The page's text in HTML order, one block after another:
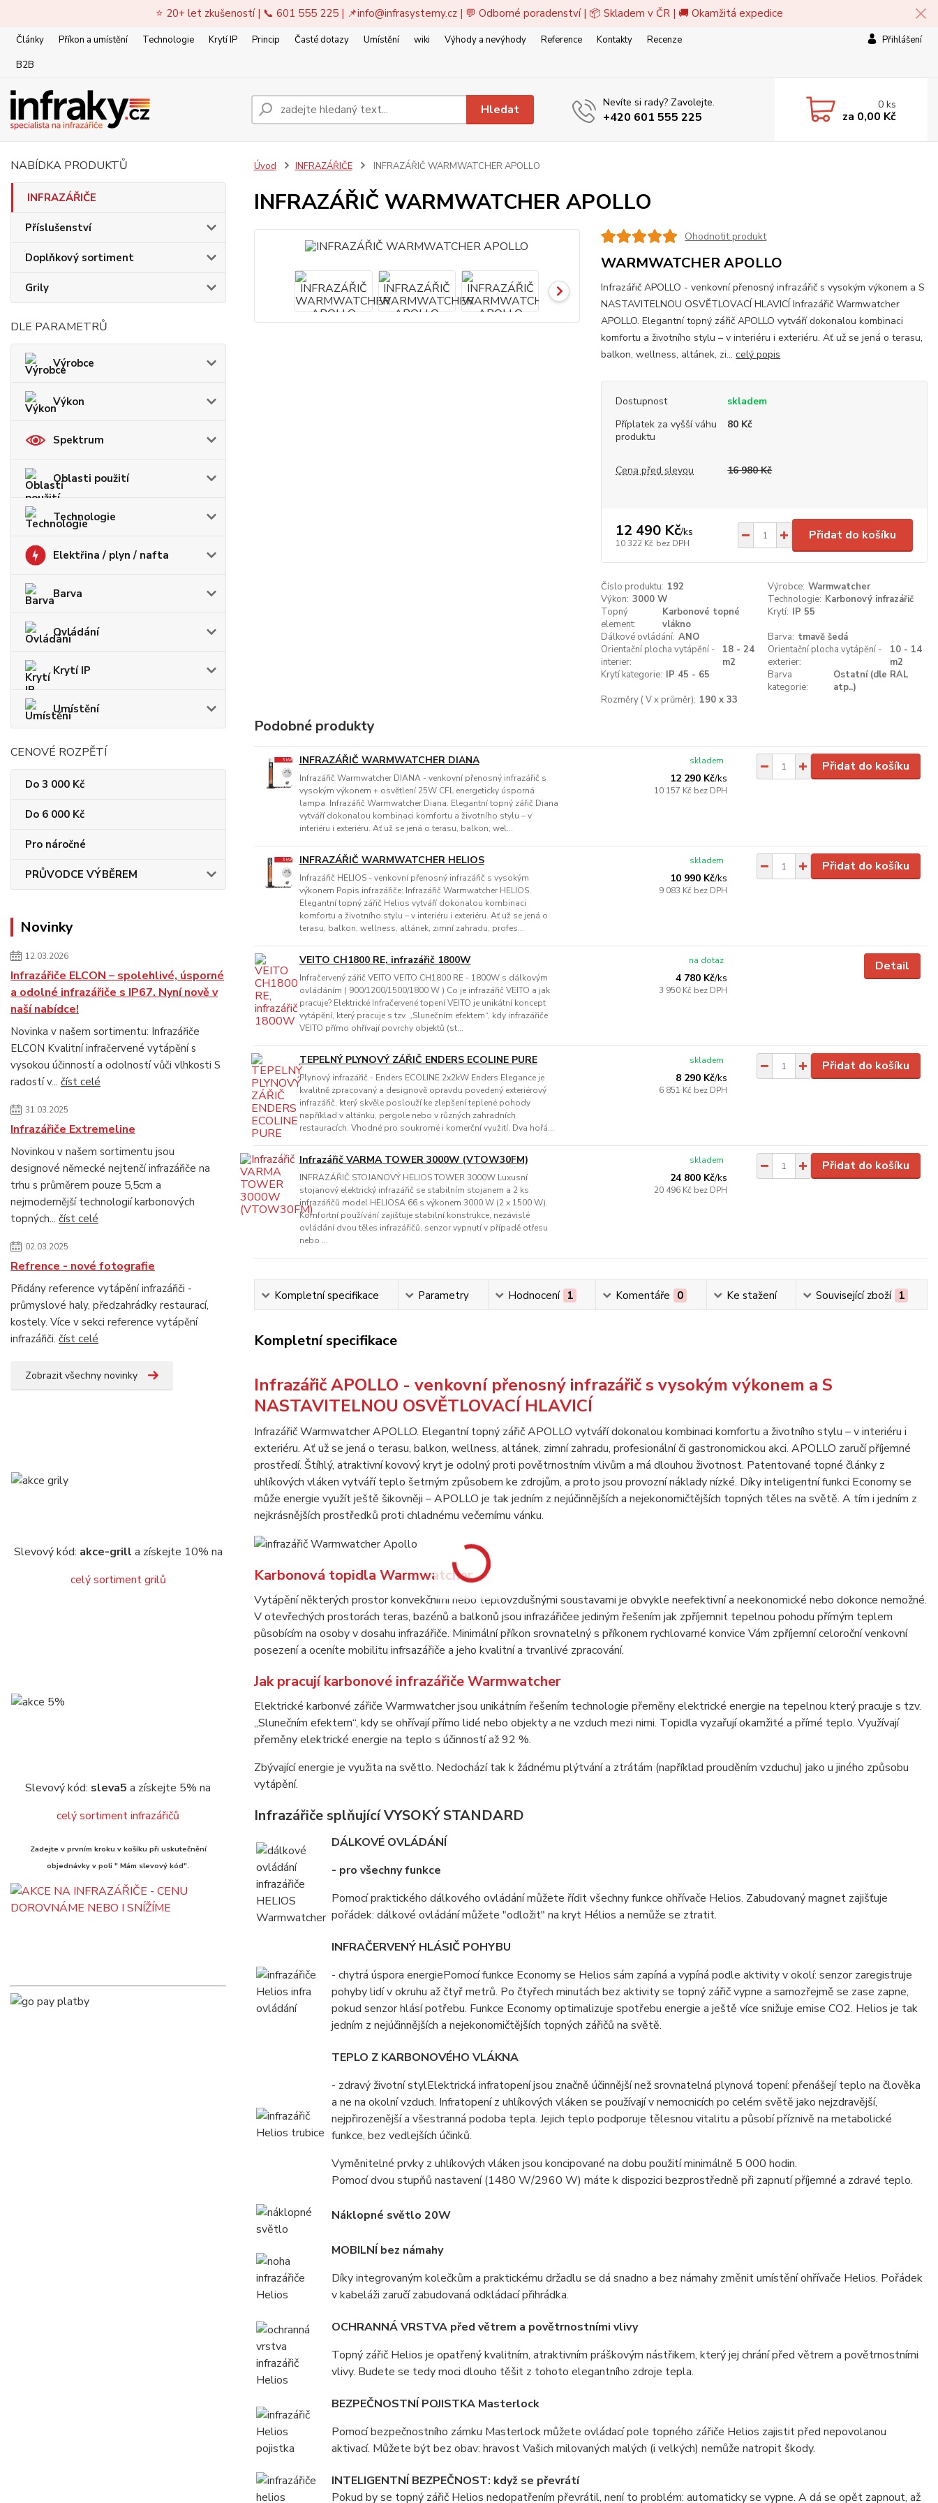
⭐ 20+ let zkušeností | 📞 601 555 225 | 📌info@infrasystemy.cz| 💬 Odborné poradenství | 📦 Skladem v ČR | 🚚 Okamžitá expedice
Články Příkon a umístění Technologie Krytí IP Princip Časté dotazy Umístění wiki Výhody a nevýhody Reference Kontakty
Recenze
B2B
Přihlášení
Hledat Nevíte si rady? Zavolejte.
+420 601 555 225
0 ks
za 0,00 Kč
NABÍDKA PRODUKTŮ
INFRAZÁŘIČE
Příslušenství
Doplňkový sortiment
Grily
DLE PARAMETRŮ
Výrobce
Výkon
Spektrum
Oblasti použití
Technologie
Elektřina / plyn / nafta
Barva
Ovládání
Krytí IP
Umístění
CENOVÉ ROZPĚTÍ
Do 3 000 Kč
Do 6 000 Kč
Pro náročné
PRŮVODCE VÝBĚREM
Novinky
12.03.2026
Infrazářiče ELCON – spolehlivé, úsporné
a odolné infrazářiče s IP67. Nyní nově v
naší nabídce!
Novinka v našem sortimentu: Infrazářiče
ELCON Kvalitní infračervené vytápění s
vysokou účinností a odolností vůči vlhkosti S
radostí v... číst celé
31.03.2025
Infrazářiče Extremeline
Novinkou v našem sortimentu jsou
designové německé nejtenčí infrazářiče na
trhu s průměrem pouze 5,5cm a
nejmodernější technologií karbonových
topných... číst celé
02.03.2025
Refrence - nové fotografie
Přidány reference vytápění infrazářiči -
průmyslové haly, předzahrádky restaurací,
kostely. Více v sekci reference vytápění
infrazářiči. číst celé
Zobrazit všechny novinky
Slevový kód: akce-grill a získejte 10% na
celý sortiment grilů
Slevový kód: sleva5 a získejte 5% na
celý sortiment infrazářičů
Zadejte v prvním kroku v košíku při uskutečnění
objednávky v poli " Mám slevový kód".
Úvod INFRAZÁŘIČE INFRAZÁŘIČ WARMWATCHER APOLLO
INFRAZÁŘIČ WARMWATCHER APOLLO
Ohodnotit produkt
WARMWATCHER APOLLO
Infrazářič APOLLO - venkovní přenosný infrazářič s vysokým výkonem a S
NASTAVITELNOU OSVĚTLOVACÍ HLAVICÍ Infrazářič Warmwatcher
APOLLO. Elegantní topný zářič APOLLO vytváří dokonalou kombinaci
komfortu a životního stylu – v interiéru i exteriéru. Ať už se jená o terasu,
balkon, wellness, altánek, zi...celý popis
Dostupnost
skladem
Příplatek za vyšší váhu
produktu
80 Kč
Cena před slevou 16 980 Kč
12 490 Kč/ks
10 322 Kč bez DPH
Přidat do košíku
Číslo produktu: 192 Výrobce: Warmwatcher
Výkon: 3000 W Technologie: Karbonový infrazářič
Topný
element:
Karbonové topné
vlákno
Krytí: IP 55
Dálkové ovládání: ANO Barva: tmavě šedá
Orientační plocha vytápění -
interier:
18 - 24
m2
Orientační plocha vytápění -
exterier:
10 - 14
m2
Krytí kategorie: IP 45 - 65
Barva
kategorie:
Ostatní (dle RAL
atp..)
Rozměry ( V x průměr): 190 x 33
Podobné produkty
INFRAZÁŘIČ WARMWATCHER DIANA
Infrazářič Warmwatcher DIANA - venkovní přenosný infrazářič s
vysokým výkonem + osvětlení 25W CFL energeticky úsporná
lampa Infrazářič Warmwatcher Diana. Elegantní topný zářič Diana
vytváří dokonalou kombinaci komfortu a životního stylu – v
interiéru i exteriéru. Ať už se jená o terasu, balkon, wel...
12 290 Kč/ks
10 157 Kč bez DPH
skladem Přidat do košíku
INFRAZÁŘIČ WARMWATCHER HELIOS
Infrazářič HELIOS - venkovní přenosný infrazářič s vysokým
výkonem Popis infrazářiče: Infrazářič Warmwatcher HELIOS.
Elegantní topný zářič Helios vytváří dokonalou kombinaci
komfortu a životního stylu – v interiéru i exteriéru. Ať už se jená o
terasu, balkon, wellness, altánek, zimní zahradu, profes...
10 990 Kč/ks
9 083 Kč bez DPH
skladem Přidat do košíku
VEITO CH1800 RE, infrazářič 1800W
Infračervený zářič VEITO VEITO CH1800 RE - 1800W s dálkovým
ovládáním ( 900/1200/1500/1800 W ) Co je infrazářič VEITO a jak
pracuje? Elektrické Infračervené topení VEITO je unikátní koncept
vytápění, který pracuje s tzv. „Slunečním efektem“, kdy infrazářiče
VEITO přímo ohřívají povrchy objektů (st...
4 780 Kč/ks
3 950 Kč bez DPH
na dotaz Detail
TEPELNÝ PLYNOVÝ ZÁŘIČ ENDERS ECOLINE PURE
Plynový infrazářič - Enders ECOLINE 2x2kW Enders Elegance je
kvalitně zpracovaný a designově opravdu povedený exteriérový
infrazářič, který skvěle poslouží ke zlepšení teplené pohody
například v altánku, pergole nebo v různých zahradních
restauracích. Vhodné pro soukromé i komerční využití. Dva hořá...
8 290 Kč/ks
6 851 Kč bez DPH
skladem Přidat do košíku
Infrazářič VARMA TOWER 3000W (VTOW30FM)
INFRAZÁŘIČ STOJANOVÝ HELIOS TOWER 3000W Luxusní
stojanový elektrický infrazářič se stabilním stojanem a 2 ks
infrazářičů model HELIOSA 66 s výkonem 3000 W (2 x 1500 W).
Komfortní používání zajišťuje stabilní konstrukce, nezávislé
ovládání dvou těles infrazářičů, senzor vypnutí v případě otřesu
nebo ...
24 800 Kč/ks
20 496 Kč bez DPH
skladem Přidat do košíku
Kompletní specifikace Parametry Hodnocení 1 Komentáře 0 Ke stažení Související zboží 1
Kompletní specifikace
Infrazářič APOLLO - venkovní přenosný infrazářič s vysokým výkonem a S
NASTAVITELNOU OSVĚTLOVACÍ HLAVICÍ
Infrazářič Warmwatcher APOLLO. Elegantní topný zářič APOLLO vytváří dokonalou kombinaci komfortu a životního stylu – v interiéru i
exteriéru. Ať už se jená o terasu, balkon, wellness, altánek, zimní zahradu, profesionální či gastronomickou akci. APOLLO zaručí příjemné
prostředí. Štíhlý, atraktivní kovový kryt je odolný proti povětrnostním vlivům a má dlouhou životnost. Patentované topné články z
uhlíkových vláken vytváří teplo šetrným způsobem ke zdrojům, a proto jsou provozní náklady nízké. Díky inteligentní funkci Economy se
může energie využít ještě šikovněji – APOLLO je tak jedním z nejúčinnějších a nejekonomičtějších topných těles na světě. A tím i jedním z
nejkrásnějších prostředků proti chladnému večernímu vánku.
Karbonová topidla Warmwatcher
Vytápění některých prostor konvekčními nebo teplovzdušnými soustavami je obvykle neefektivní a neekonomické nebo dokonce nemožné.
V otevřechých prostorách teras, bazénů a balkonů jsou infrazářičee jediným řešením jak zpříjemnit tepelnou pohodu přímým teplem
působícím na osoby v dosahu infrazářiče. Minimální příkon srovnatelný s příkonem rychlovarné konvice Vám zpříjemní celoroční venkovní
posezení a oceníte mobilitu infrsazářiče a jeho kvalitní a trvanlivé zpracování.
Jak pracují karbonové infrazářiče Warmwatcher
Elektrické karbonvé zářiče Warmwatcher jsou unikátním řešením technologie přeměny elektrické energie na tepelnou který pracuje s tzv.
„Slunečním efektem“, kdy se ohřívají přímo lidé nebo objekty a ne vzduch mezi nimi. Topidla vyzařují okamžité a přímé teplo. Využívají
přeměny elektrické energie na teplo s účinností až 92 %.
Zbývající energie je využita na světlo. Nedochází tak k žádnému plýtvání a ztrátám (například prouděním vzduchu) jako u jiného způsobu
vytápění.
Infrazářiče splňující VYSOKÝ STANDARD
DÁLKOVÉ OVLÁDÁNÍ
- pro všechny funkce
Pomocí praktického dálkového ovládání můžete řídit všechny funkce ohřívače Helios. Zabudovaný magnet zajišťuje
pořádek: dálkové ovládání můžete "odložit" na kryt Hélios a nemůže se ztratit.
INFRAČERVENÝ HLÁSIČ POHYBU
- chytrá úspora energiePomocí funkce Economy se Helios sám zapíná a vypíná podle aktivity v okolí: senzor zaregistruje
pohyby lidí v okruhu až čtyř metrů. Po čtyřech minutách bez aktivity se topný zářič vypne a samozřejmě se zase zapne,
pokud senzor hlásí potřebu. Funkce Economy optimalizuje spotřebu energie a ještě více snižuje emise CO2. Helios je tak
jedním z nejúčinnějších a nejekonomičtějších topných zářičů na světě.
TEPLO Z KARBONOVÉHO VLÁKNA
- zdravý životní stylElektrická infratopení jsou značně účinnější než srovnatelná plynová topení: přenášejí teplo na člověka
a ne na okolní vzduch. Infratopení z uhlíkových vláken se používají v nemocnicích po celém světě jako nejzdravější,
nejpřirozenější a všestranná podoba tepla. Jejich teplo podporuje tělesnou vitalitu a působí příznivě na metabolické
funkce, bez vedlejších účinků.
Vyměnitelné prvky z uhlíkových vláken jsou koncipované na dobu použití minimálně 5 000 hodin.
Pomocí dvou stupňů nastavení (1480 W/2960 W) máte k dispozici bezprostředně při zapnutí příjemné a zdravé teplo.
Náklopné světlo 20W
MOBILNÍ bez námahy
Díky integrovaným kolečkům a praktickému držadlu se dá snadno a bez námahy změnit umístění ohřívače Helios. Pořádek
v kabeláži zaručí zabudovaná odkládací přihrádka.
OCHRANNÁ VRSTVA před větrem a povětrnostními vlivy
Topný zářič Helios je opatřený kvalitním, atraktivním práškovým nástřikem, který jej chrání před větrem a povětrnostními
vlivy. Budete se tedy moci dlouho těšit z tohoto elegantního zdroje tepla.
BEZPEČNOSTNÍ POJISTKA Masterlock
Pomocí bezpečnostního zámku Masterlock můžete ovládací pole topného zářiče Helios zajistit před nepovolanou
aktivací. Můžete být bez obav: hravost Vašich milovaných malých (i velkých) nemůže natropit škody.
INTELIGENTNÍ BEZPEČNOST: když se převrátí
Pokud by se topný zářič Helios nedopatřením převrátil, není to problém: automaticky se vypne. A dá se opět zapnout, až